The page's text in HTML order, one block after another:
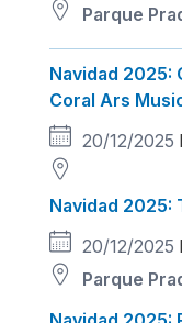
Parque
Navidad 2025:
Coral Ars
20/12/2025
Navidad 2025:
20/12/2025
Parque